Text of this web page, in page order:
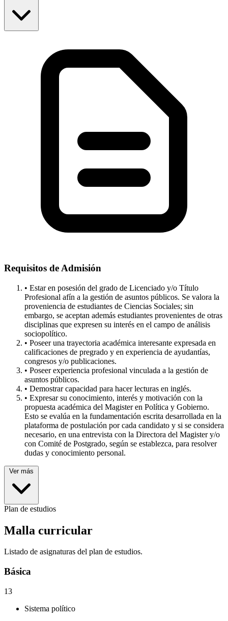
Requisitos de Admisión
• Estar en posesión del grado de Licenciado y/o Título
Profesional afín a la gestión de asuntos públicos. Se valora la
proveniencia de estudiantes de Ciencias Sociales; sin
embargo, se aceptan además estudiantes provenientes de otras
disciplinas que expresen su interés en el campo de análisis
sociopolítico.
• Poseer una trayectoria académica interesante expresada en
calificaciones de pregrado y en experiencia de ayudantías,
congresos y/o publicaciones.
• Poseer experiencia profesional vinculada a la gestión de
asuntos públicos.
• Demostrar capacidad para hacer lecturas en inglés.
• Expresar su conocimiento, interés y motivación con la
propuesta académica del Magister en Política y Gobierno.
Esto se evalúa en la fundamentación escrita desarrollada en la
plataforma de postulación por cada candidato y si se considera
necesario, en una entrevista con la Directora del Magister y/o
con Comité de Postgrado, según se establezca, para resolver
dudas y conocimiento personal.
Ver más
Plan de estudios
Malla curricular
Listado de asignaturas del plan de estudios.
Básica
13
Sistema político